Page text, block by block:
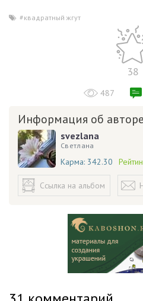
#квадратный жгут
38
487
Информация об авторе
svezlana
Светлана
Карма: 342.30
Ссылка на альбом